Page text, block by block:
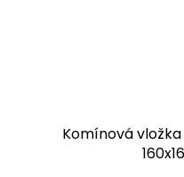
Komínová